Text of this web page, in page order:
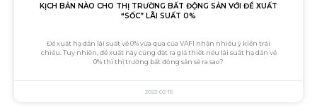
KỊCH BẢN NÀO CHO THỊ TRƯỜNG BẤT ĐỘNG SẢN VỚI ĐỀ XUẤT
“SỐC” LÃI SUẤT 0%
Đề xuất hạ dần lãi suất về 0% vừa qua của VAFI nhận nhiều ý kiến trái
chiều. Tuy nhiên, đề xuất này cũng đặt ra giả thiết nếu lãi suất hạ dần về
0% thì thị trường bất động sản sẽ ra sao?
2022-02-15